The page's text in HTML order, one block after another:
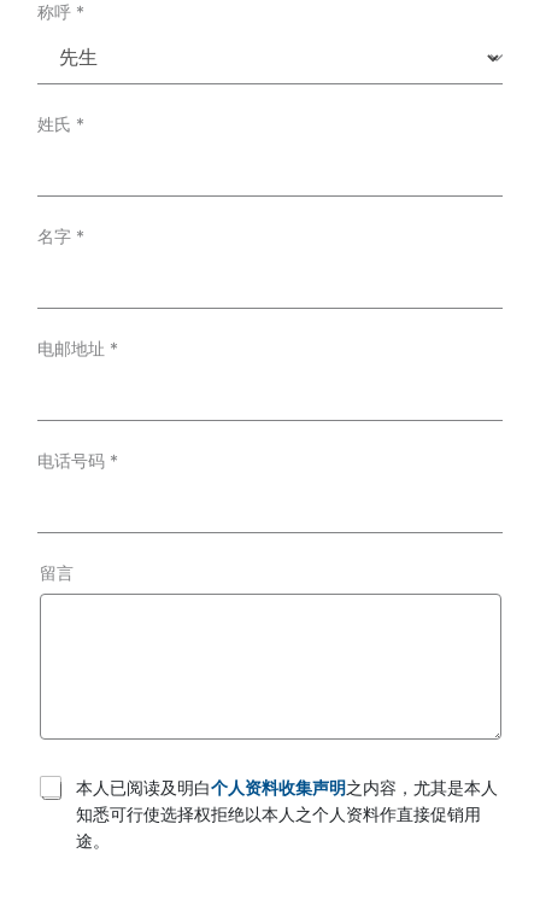
称呼 *
姓氏 *
名字 *
电邮地址 *
电话号码 *
留言
T
e
本人已阅读及明白个人资料收集声明之内容，尤其是本人
知悉可行使选择权拒绝以本人之个人资料作直接促销用
途。